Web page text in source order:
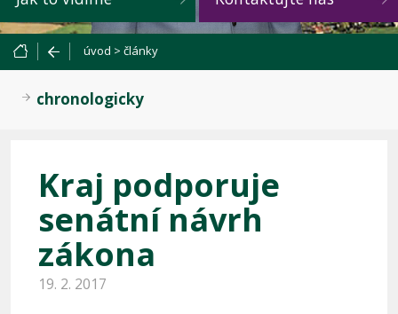
úvod > články
chronologicky
Kraj podporuje
senátní návrh
zákona
19. 2. 2017